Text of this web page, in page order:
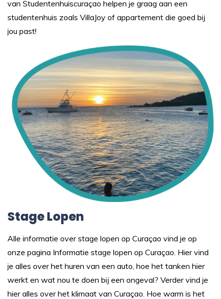
van Studentenhuiscuraçao helpen je graag aan een
studentenhuis zoals VillaJoy of appartement die goed bij
jou past!
Stage Lopen
Alle informatie over stage lopen op Curaçao vind je op
onze pagina Informatie stage lopen op Curaçao. Hier vind
je alles over het huren van een auto, hoe het tanken hier
werkt en wat nou te doen bij een ongeval? Verder vind je
hier alles over het klimaat van Curaçao. Hoe warm is het